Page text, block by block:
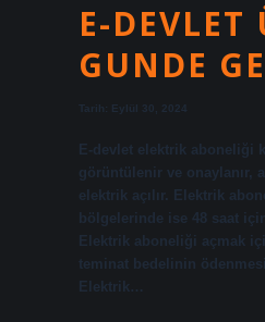
E-
GUNDE
Tarih: Eylül 30, 2024
E-devlet elektrik aboneliği
görüntülenir ve onaylanır,
elektrik açılır. Elektrik
bölgelerinde ise 48 saat
Elektrik aboneliği açmak
teminat bedelinin
Elektrik…